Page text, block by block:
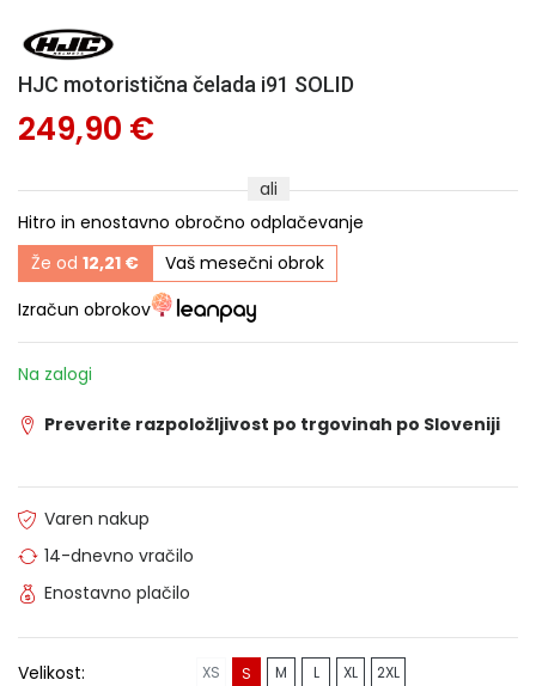
HJC motoristična čelada i91 SOLID
249,90 €
ali
Hitro in enostavno obročno odplačevanje
Že od 12,21 €
Vaš mesečni obrok
Izračun obrokov
Na zalogi
Preverite razpoložljivost po trgovinah po Sloveniji
Varen nakup
14-dnevno vračilo
Enostavno plačilo
Velikost: XS S M L XL 2XL